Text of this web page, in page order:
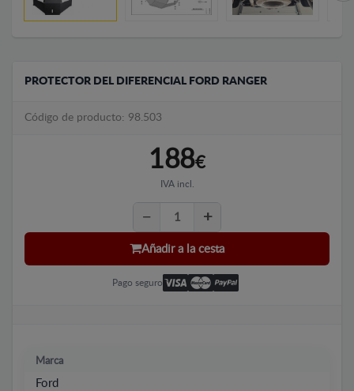
PROTECTOR DEL DIFERENCIAL FORD RANGER
Código de producto: 98.503
188€
IVA incl.
Añadir a la cesta
Pago seguro
Marca
Ford